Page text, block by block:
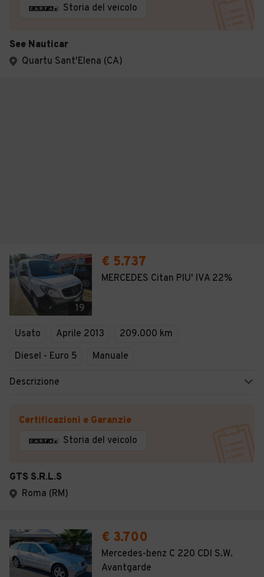
Storia del veicolo
See Nauticar
Quartu Sant'Elena (CA)
19
€ 5.737
MERCEDES Citan PIU' IVA 22%
Usato Aprile 2013
209.000 km
Diesel - Euro 5
Manuale
Descrizione
Certificazioni e Garanzie
Storia del veicolo
GTS S.R.L.S
Roma (RM)
€ 3.700
Mercedes-benz C 220 CDI S.W.
Avantgarde